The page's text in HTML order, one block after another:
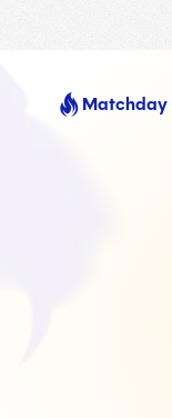
Matchday